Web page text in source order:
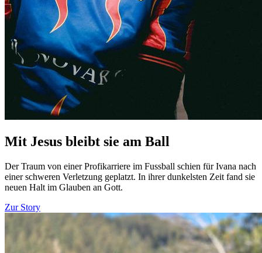
Mit Jesus bleibt sie am Ball
Der Traum von einer Profikarriere im Fussball schien für Ivana nach
einer schweren Verletzung geplatzt. In ihrer dunkelsten Zeit fand sie
neuen Halt im Glauben an Gott.
Zur Story